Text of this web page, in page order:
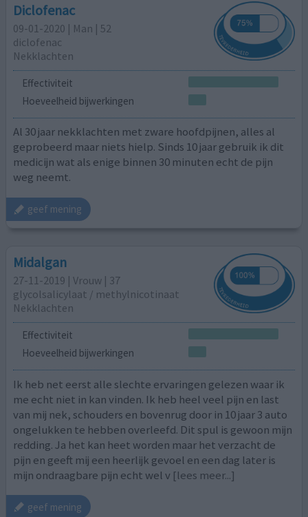
Diclofenac
09-01-2020 | Man | 52
diclofenac
Nekklachten
Effectiviteit
Hoeveelheid bijwerkingen
Al 30 jaar nekklachten met zware hoofdpijnen, alles al
geprobeerd maar niets hielp. Sinds 10 jaar gebruik ik dit
medicijn wat als enige binnen 30 minuten echt de pijn
weg neemt.
geef mening
Midalgan
27-11-2019 | Vrouw | 37
glycolsalicylaat / methylnicotinaat
Nekklachten
Effectiviteit
Hoeveelheid bijwerkingen
Ik heb net eerst alle slechte ervaringen gelezen waar ik
me echt niet in kan vinden. Ik heb heel veel pijn en last
van mij nek, schouders en bovenrug door in 10 jaar 3 auto
ongelukken te hebben overleefd. Dit spul is gewoon mijn
redding. Ja het kan heet worden maar het verzacht de
pijn en geeft mij een heerlijk gevoel en een dag later is
mijn ondraagbare pijn echt wel v [lees meer...]
geef mening